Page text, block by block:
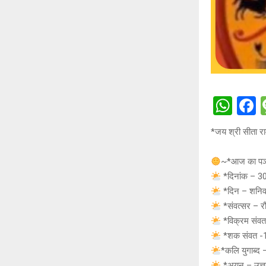
W
h
at
s
A
p
p
F
a
b
o
o
k
*जय श्री सीता
~*आज का
*दिनांक –
*दिन –
*संवत्सर –
*विक्रम
*शक संवत -
*कलि युगाब्द